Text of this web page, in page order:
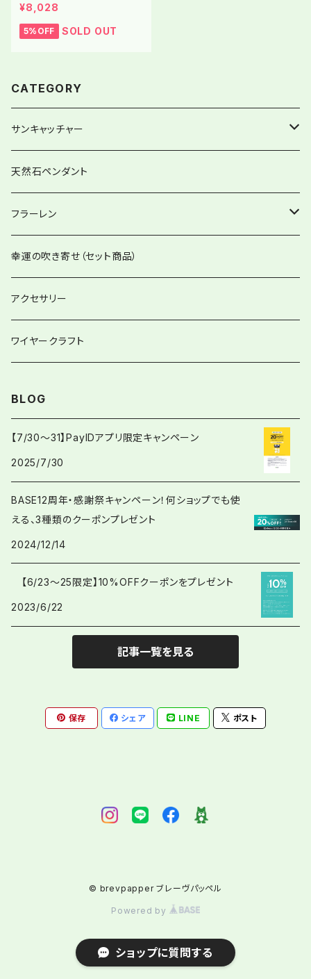
¥8,028
5%OFF SOLD OUT
CATEGORY
サンキャッチャー
ストレートタイプ
グローリーサンキャッチャー
12item Suncatcher®︎
ハートminiサンキャッチャー
バッグチャーム兼用
天然石ペンダント
フラーレン
フラーレンペンダント
幸運の吹き寄せ（セット商品）
アクセサリー
ワイヤークラフト
BLOG
【7/30〜31】PayIDアプリ限定キャンペーン
2025/7/30
BASE12周年・感謝祭キャンペーン！何ショップでも使
える、3種類のクーポンプレゼント
2024/12/14
【6/23〜25限定】10%OFFクーポンをプレゼント
2023/6/22
記事一覧を見る
保存 シェア LINE ポスト
© brevpapper ブレーヴパッペル
Powered by
ショップに質問する